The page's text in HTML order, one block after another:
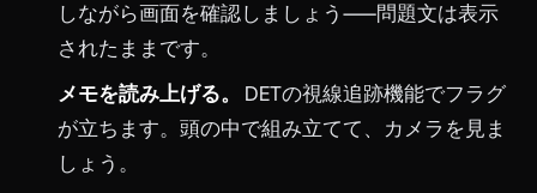
しながら画面を確認しましょう——問題文は表示
されたままです。
メモを読み上げる。
DETの視線追跡機能でフラグ
が立ちます。頭の中で組み立てて、カメラを見ま
しょう。